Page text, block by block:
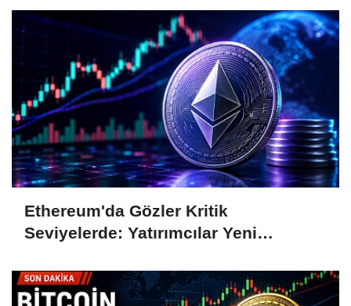
Ethereum'da Gözler Kritik
Seviyelerde: Yatırımcılar Yeni